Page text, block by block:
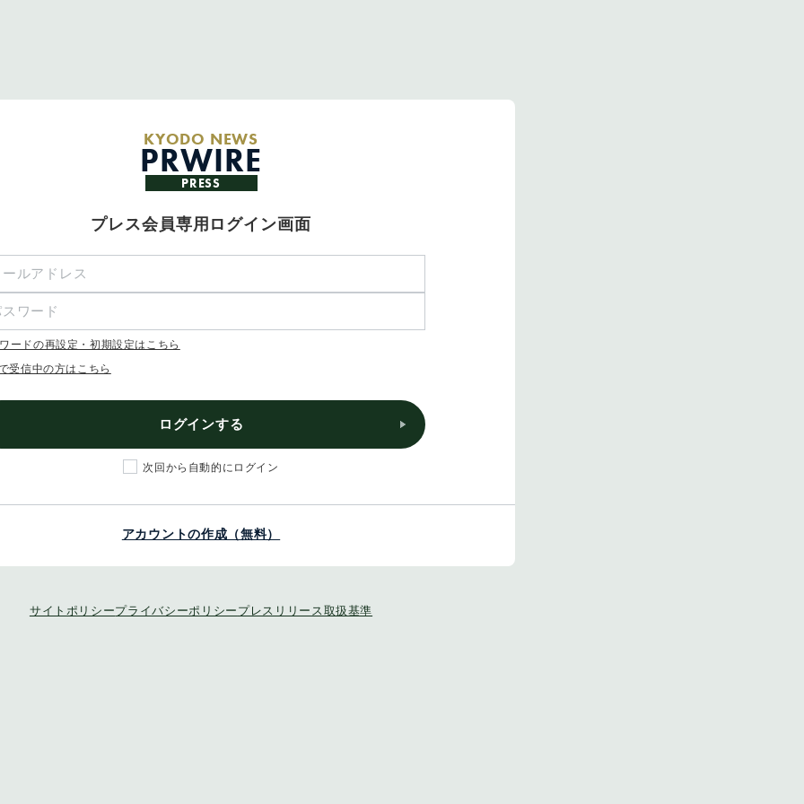
KYODO NEWS
PRWIRE
PRESS
プレス会員専用ログイン画面
ードの再設定・初期設定はこちら
受信中の方はこちら
ログインする
次回から自動的にログイン
アカウントの作成（無料）
サイトポリシープライバシーポリシー プレスリリース取扱基準